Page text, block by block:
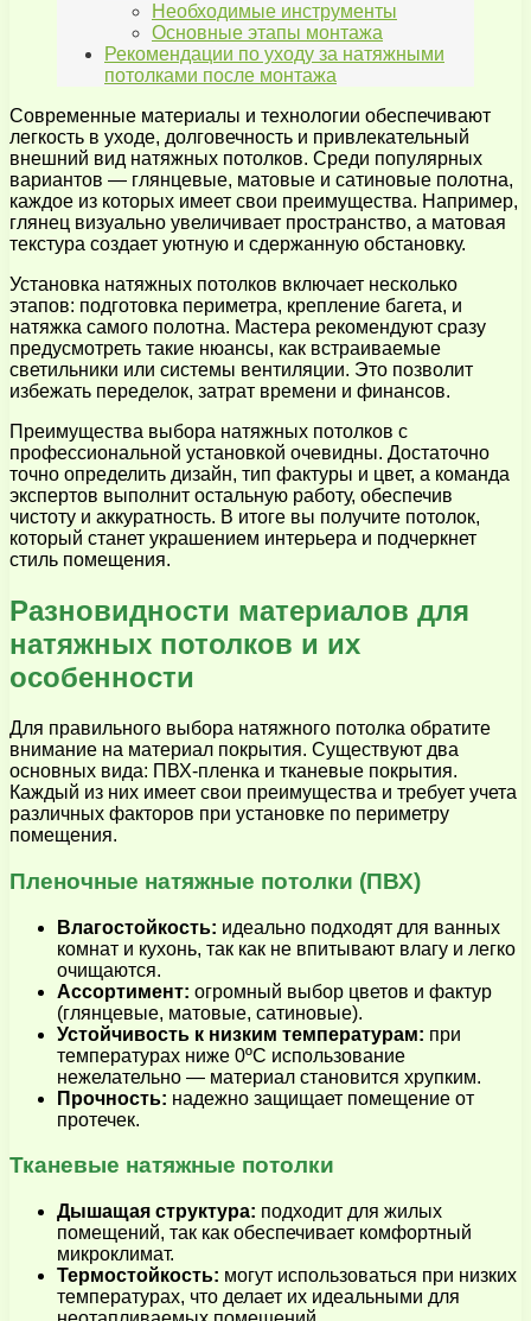
Необходимые инструменты
Основные этапы монтажа
Рекомендации по уходу за натяжными
потолками после монтажа
Современные материалы и технологии обеспечивают
легкость в уходе, долговечность и привлекательный
внешний вид натяжных потолков. Среди популярных
вариантов — глянцевые, матовые и сатиновые полотна,
каждое из которых имеет свои преимущества. Например,
глянец визуально увеличивает пространство, а матовая
текстура создает уютную и сдержанную обстановку.
Установка натяжных потолков включает несколько
этапов: подготовка периметра, крепление багета, и
натяжка самого полотна. Мастера рекомендуют сразу
предусмотреть такие нюансы, как встраиваемые
светильники или системы вентиляции. Это позволит
избежать переделок, затрат времени и финансов.
Преимущества выбора натяжных потолков с
профессиональной установкой очевидны. Достаточно
точно определить дизайн, тип фактуры и цвет, а команда
экспертов выполнит остальную работу, обеспечив
чистоту и аккуратность. В итоге вы получите потолок,
который станет украшением интерьера и подчеркнет
стиль помещения.
Разновидности материалов для
натяжных потолков и их
особенности
Для правильного выбора натяжного потолка обратите
внимание на материал покрытия. Существуют два
основных вида: ПВХ-пленка и тканевые покрытия.
Каждый из них имеет свои преимущества и требует учета
различных факторов при установке по периметру
помещения.
Пленочные натяжные потолки (ПВХ)
Влагостойкость: идеально подходят для ванных
комнат и кухонь, так как не впитывают влагу и легко
очищаются.
Ассортимент: огромный выбор цветов и фактур
(глянцевые, матовые, сатиновые).
Устойчивость к низким температурам: при
температурах ниже 0ºС использование
нежелательно — материал становится хрупким.
Прочность: надежно защищает помещение от
протечек.
Тканевые натяжные потолки
Дышащая структура: подходит для жилых
помещений, так как обеспечивает комфортный
микроклимат.
Термостойкость: могут использоваться при низких
температурах, что делает их идеальными для